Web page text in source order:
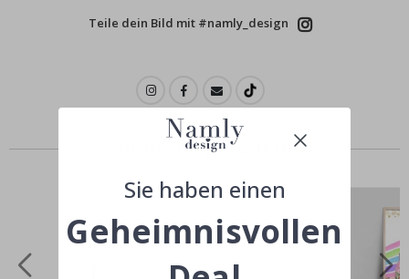
Teile dein Bild mit #namly_design
Ähnliche produkte
Sie haben einen
Geheimnisvollen